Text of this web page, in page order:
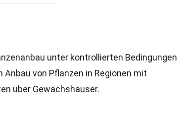
unter kontrollierten Bedingungen
von Pflanzen in Regionen mit
über Gewächshäuser.